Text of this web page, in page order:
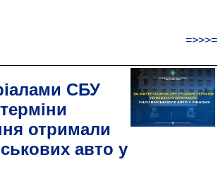
=>>>=
СБУ
отримали
авто у